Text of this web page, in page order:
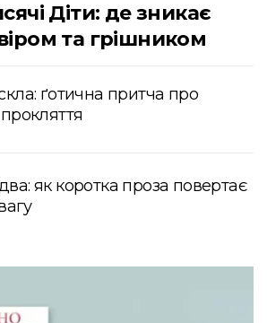
Діти: де зникає
та грішником
ґотична притча про
прокляття
як коротка проза повертає